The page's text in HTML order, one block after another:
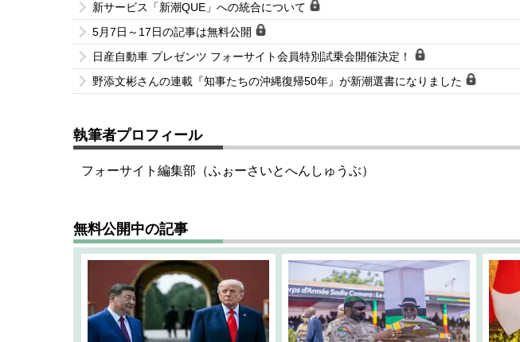
新サービス「新潮QUE」への統合について
5月7日～17日の記事は無料公開
日産自動車 プレゼンツ フォーサイト会員特別試乗会開催決定！
野添文彬さんの連載『知事たちの沖縄復帰50年』が新潮選書になりました
執筆者プロフィール
フォーサイト編集部（ふぉーさいとへんしゅうぶ）
無料公開中の記事